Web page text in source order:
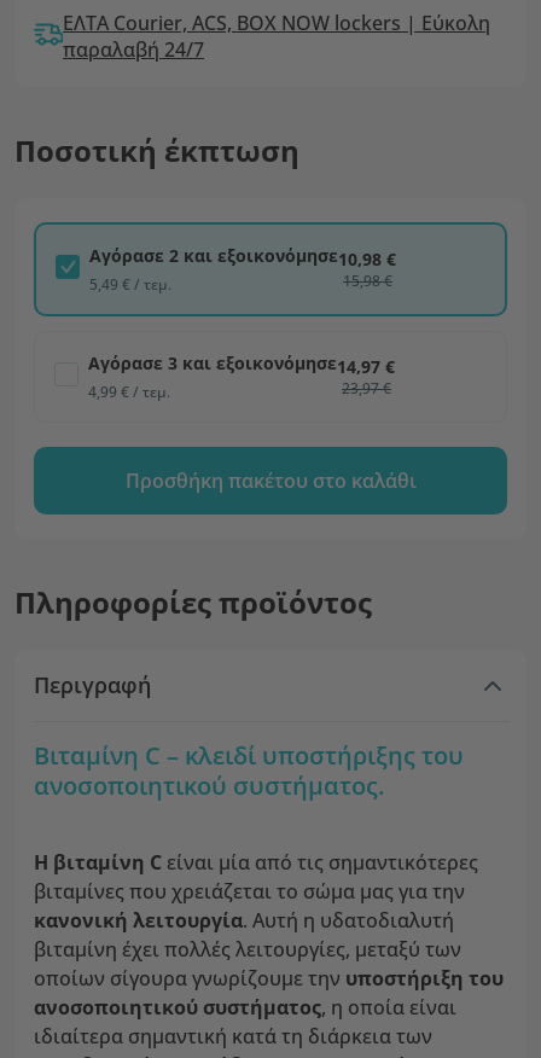
ΕΛΤΑ Courier, ACS, BOX NOW lockers | Εύκολη
παραλαβή 24/7
Ποσοτική έκπτωση
Αγόρασε 2 και εξοικονόμησε
5,49 € / τεμ.
10,98 €
15,98 €
Αγόρασε 3 και εξοικονόμησε
4,99 € / τεμ.
14,97 €
23,97 €
Προσθήκη πακέτου στο καλάθι
Πληροφορίες προϊόντος
Περιγραφή
Βιταμίνη C – κλειδί υποστήριξης του
ανοσοποιητικού συστήματος.
Η βιταμίνη C είναι μία από τις σημαντικότερες
βιταμίνες που χρειάζεται το σώμα μας για την
κανονική λειτουργία. Αυτή η υδατοδιαλυτή
βιταμίνη έχει πολλές λειτουργίες, μεταξύ των
οποίων σίγουρα γνωρίζουμε την υποστήριξη του
ανοσοποιητικού συστήματος, η οποία είναι
ιδιαίτερα σημαντική κατά τη διάρκεια των